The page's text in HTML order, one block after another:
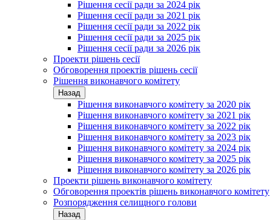
Рішення сесії ради за 2024 рік
Рішення сесії ради за 2021 рік
Рішення сесії ради за 2022 рік
Рішення сесії ради за 2025 рік
Рішення сесії ради за 2026 рік
Проекти рішень сесії
Обговорення проектів рішень сесії
Рішення виконавчого комітету
Назад
Рішення виконавчого комітету за 2020 рік
Рішення виконавчого комітету за 2021 рік
Рішення виконавчого комітету за 2022 рік
Рішення виконавчого комітету за 2023 рік
Рішення виконавчого комітету за 2024 рік
Рішення виконавчого комітету за 2025 рік
Рішення виконавчого комітету за 2026 рік
Проекти рішень виконавчого комітету
Обговорення проектів рішень виконавчого комітету
Розпорядження селищного голови
Назад